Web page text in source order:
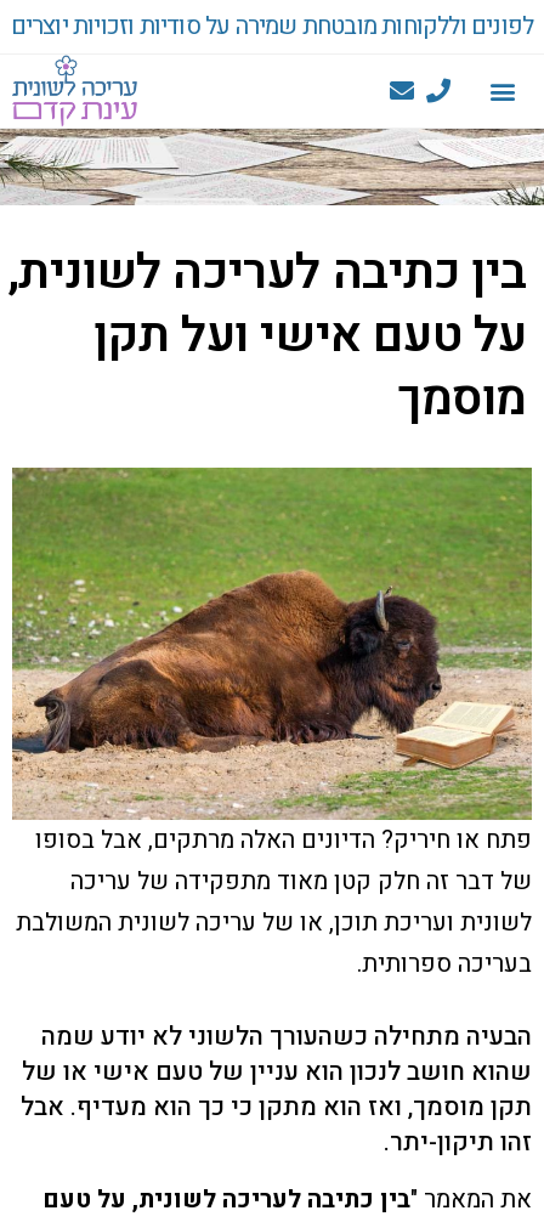
לפונים וללקוחות מובטחת שמירה על סודיות וזכויות יוצרים
בין כתיבה לעריכה לשונית,
על טעם אישי ועל תקן
מוסמך
פתח או חיריק? הדיונים האלה מרתקים, אבל בסופו
של דבר זה חלק קטן מאוד מתפקידה של עריכה
לשונית ועריכת תוכן, או של עריכה לשונית המשולבת
בעריכה ספרותית.
הבעיה מתחילה כשהעורך הלשוני לא יודע שמה
שהוא חושב לנכון הוא עניין של טעם אישי או של
תקן מוסמך, ואז הוא מתקן כי כך הוא מעדיף. אבל
זהו תיקון-יתר.
את המאמר "בין כתיבה לעריכה לשונית, על טעם